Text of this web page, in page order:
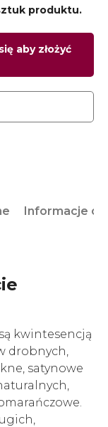
produktu.
aby złożyć
Informacje o
kwintesencją
drobnych,
satynowe